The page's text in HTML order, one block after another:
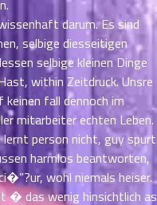
darum. Es sind
selbige diesseitigen
selbige kleinen Dinge
within Zeitdruck. Unsre
fall dennoch im
mitarbeiter echten Leben.
lernt person nicht, guy spurt
harmlos beantworten,
wohl niemals heiser.
� das wenig hinsichtlich as